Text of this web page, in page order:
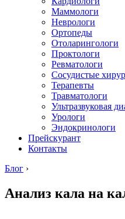
Маммологи
Неврологи
Ортопеды
Отоларингологи
Проктологи
Ревматологи
Сосудистые
Терапевты
Травматологи
Ультразвуковая
Урологи
Эндокринологи
Прейскурант
Контакты
Блог ›
Анализ кала на